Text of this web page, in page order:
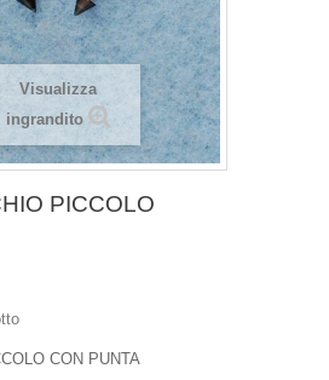
Visualizza
ingrandito
PICCOLO
CON PUNTA